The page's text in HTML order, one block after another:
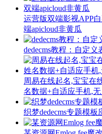
运营版双端影视APP
端apicloud非黄瓜
dedecms教程：自定
周易在线起名,宝宝在
名数据+自适应手机,
织梦dedecms专题模